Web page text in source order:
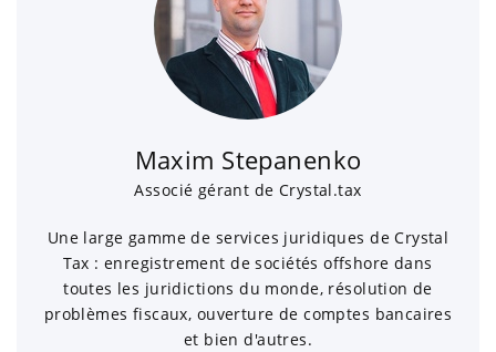
Maxim Stepanenko
Associé gérant de Crystal.tax
Une large gamme de services juridiques de Crystal
Tax : enregistrement de sociétés offshore dans
toutes les juridictions du monde, résolution de
problèmes fiscaux, ouverture de comptes bancaires
et bien d'autres.